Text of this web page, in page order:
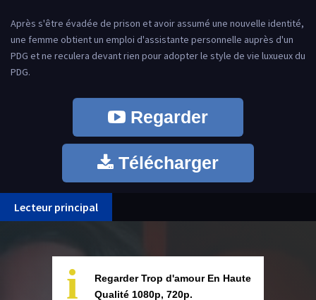
Après s'être évadée de prison et avoir assumé une nouvelle identité,
une femme obtient un emploi d'assistante personnelle auprès d'un
PDG et ne reculera devant rien pour adopter le style de vie luxueux du
PDG.
Regarder
Télécharger
Lecteur principal
i
Regarder Trop d'amour En Haute
Qualité 1080p, 720p.